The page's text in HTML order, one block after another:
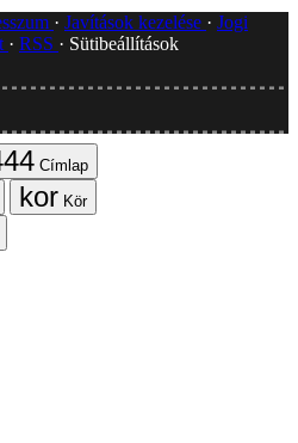
Javítások kezelése
Jogi
RSS
Sütibeállítások
Címlap
Kör